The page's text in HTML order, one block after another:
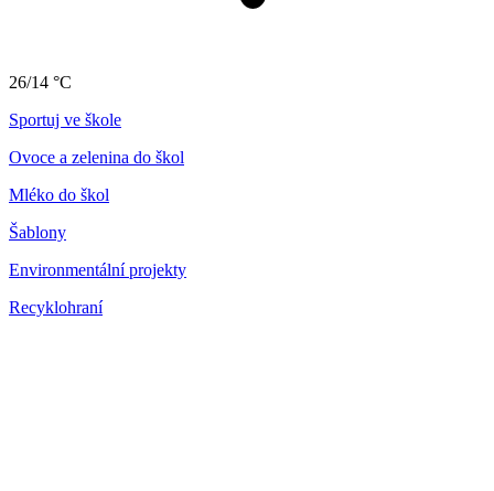
26/14 °C
Sportuj ve škole
Ovoce a zelenina do škol
Mléko do škol
Šablony
Environmentální projekty
Recyklohraní